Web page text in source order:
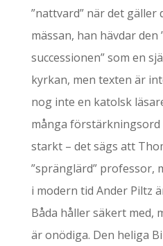
”nattvard” när det gäller
mässan, han hävdar den
successionen” som en
kyrkan, men texten är
nog inte en katolsk
många
starkt – det sägs att
”spränglärd” professor,
i modern tid Ander Piltz
Båda håller säkert med,
är onödiga. Den heliga